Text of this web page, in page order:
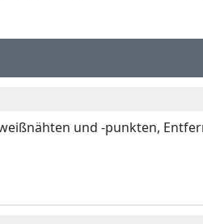
und -punkten,